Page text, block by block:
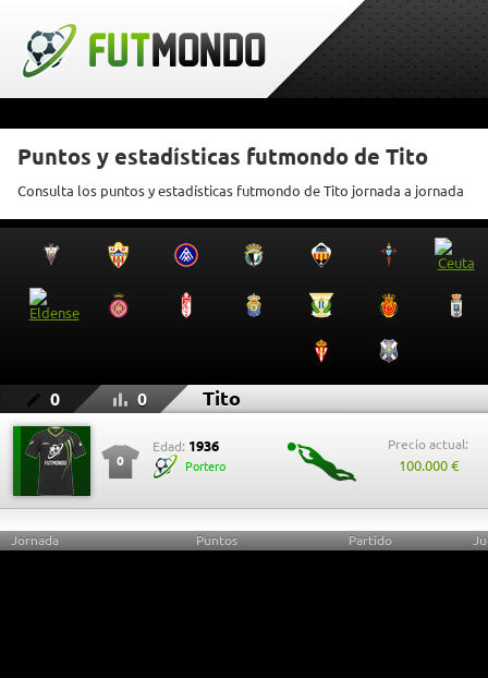
Puntos y estadísticas futmondo de Tito
Consulta los puntos y estadísticas futmondo de Tito jornada a jornada
0 0 Tito
0
Edad: 1936
Portero
Precio actual:
100.000 €
Jornada Puntos Partido